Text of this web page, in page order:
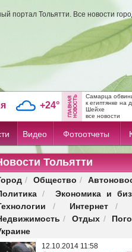
портал Тольятти. Все новости
+24°
Самарца
к египтянке на
Шейхе
все новости
Видео Фотоотчеты
Тольятти
/ Общество /
/
Экономика и
/ Интернет/
/ Отдых /
12.10.2014 11:58